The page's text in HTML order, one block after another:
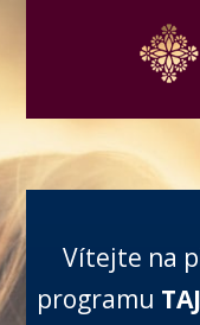
Vítejte na
programu